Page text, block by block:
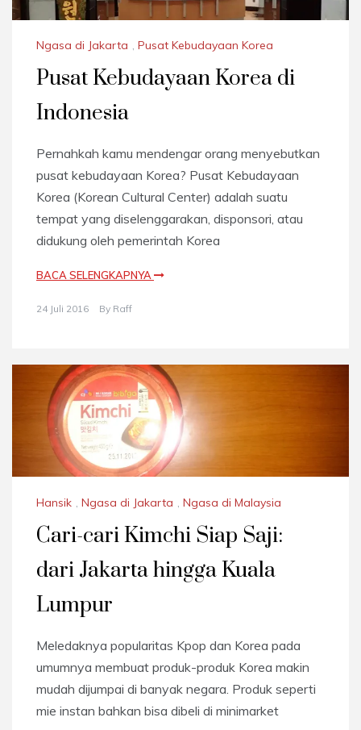
Ngasa di Jakarta , Pusat Kebudayaan Korea
Pusat Kebudayaan Korea di
Indonesia
Pernahkah kamu mendengar orang menyebutkan
pusat kebudayaan Korea? Pusat Kebudayaan
Korea (Korean Cultural Center) adalah suatu
tempat yang diselenggarakan, disponsori, atau
didukung oleh pemerintah Korea
BACA SELENGKAPNYA
24 Juli 2016 By Raff
Hansik , Ngasa di Jakarta , Ngasa di Malaysia
Cari-cari Kimchi Siap Saji:
dari Jakarta hingga Kuala
Lumpur
Meledaknya popularitas Kpop dan Korea pada
umumnya membuat produk-produk Korea makin
mudah dijumpai di banyak negara. Produk seperti
mie instan bahkan bisa dibeli di minimarket